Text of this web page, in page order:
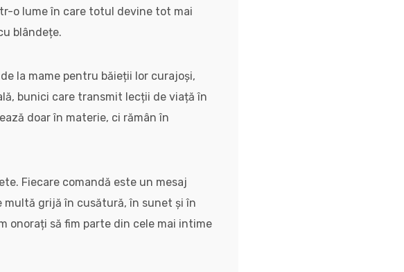
o lume în care totul devine tot mai
blândețe.
la mame pentru băieții lor curajoși,
bunici care transmit lecții de viață în
doar în materie, ci rămân în
Fiecare comandă este un mesaj
multă grijă în cusătură, în sunet și în
onorați să fim parte din cele mai intime